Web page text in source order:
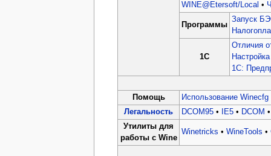
WINE@Etersoft/Local •
Программы
Запуск
1C
Отличия
1С:
Помощь Использование Winecfg
Легальность
DCOM95• IE5• DCOM
Утилиты для
работы с Wine
Winetricks • WineTools •